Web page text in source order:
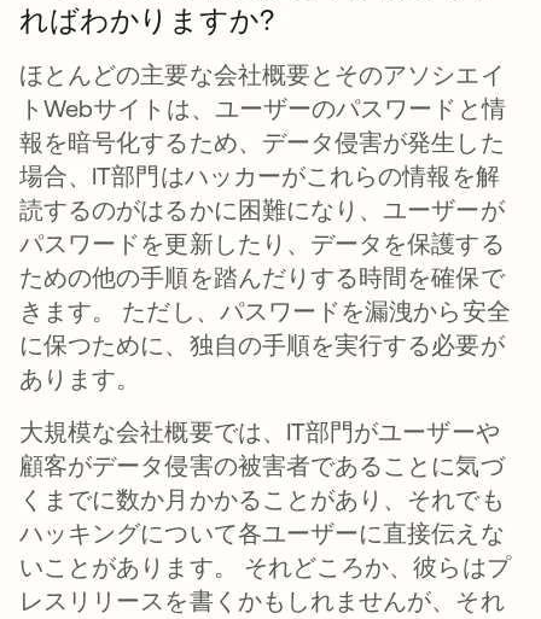
ればわかりますか?
ほとんどの主要な会社概要とそのアソシエイ
トWebサイトは、ユーザーのパスワードと情
報を暗号化するため、データ侵害が発生した
場合、IT部門はハッカーがこれらの情報を解
読するのがはるかに困難になり、ユーザーが
パスワードを更新したり、データを保護する
ための他の手順を踏んだりする時間を確保で
きます。 ただし、パスワードを漏洩から安全
に保つために、独自の手順を実行する必要が
あります。
大規模な会社概要では、IT部門がユーザーや
顧客がデータ侵害の被害者であることに気づ
くまでに数か月かかることがあり、それでも
ハッキングについて各ユーザーに直接伝えな
いことがあります。 それどころか、彼らはプ
レスリリースを書くかもしれませんが、それ